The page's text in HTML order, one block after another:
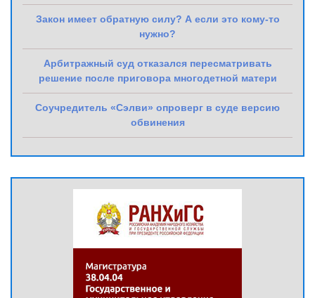
Закон имеет обратную силу? А если это кому-то
нужно?
Арбитражный суд отказался пересматривать
решение после приговора многодетной матери
Соучредитель «Сэлви» опроверг в суде версию
обвинения